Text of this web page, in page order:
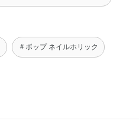
＃ポップ ネイルホリック